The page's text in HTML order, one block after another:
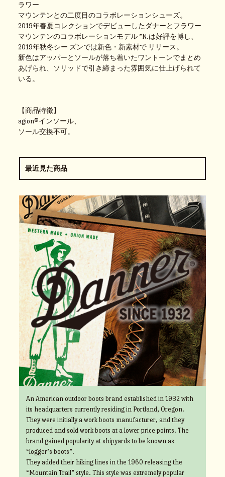
ラワー
マウンテンとの二度目のコラボレーションシューズ。
2019年春夏コレクションでデビューしたダナーとフラワー
マウンテンのコラボレーションモデル ”N.は好評を博し、
2019年秋冬シー ズンでは新色・新素材で リリース。
新色はアッパーとソールが落ち着いたワントーンでまとめ
あげられ、ソリッドで引き締まった雰囲気に仕上げられて
いる。
【商品特徴】
agion®インソール、
ソール交換不可。
最近見た商品
An American outdoor boots brand established in 1932 with
its headquarters currently residing in Portland, Oregon.
They were initially a work boots manufacturer, and they
produced and sold work boots at a lower price points. The
brand gained popularity at shipyards to be known as
“logger’s boots”.
They added their hiking lines in the 1960 releasing the
“Mountain Trail” style. This style was extremely popular